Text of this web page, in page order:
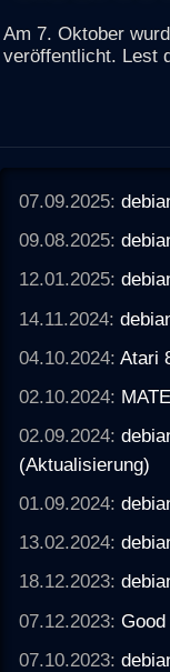
Am 7. Oktober
veröffentlicht. Lest
07.09.2025:
09.08.2025:
12.01.2025:
14.11.2024:
04.10.2024:Atari
02.10.2024:
02.09.2024:
(Aktualisierung)
01.09.2024:
13.02.2024:
18.12.2023:
07.12.2023:
07.10.2023: